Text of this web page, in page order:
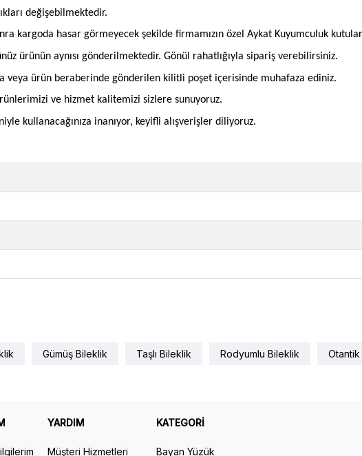
değişebilmektedir.
kargoda hasar görmeyecek şekilde firmamızın özel Aykat Kuyumculuk
ürünün aynısı gönderilmektedir. Gönül rahatlığıyla sipariş verebilirsiniz.
veya ürün beraberinde gönderilen kilitli poşet içerisinde muhafaza ediniz.
ve hizmet kalitemizi sizlere sunuyoruz.
kullanacağınıza inanıyor, keyifli alışverişler diliyoruz.
Gümüş Bileklik Taşlı Bileklik Rodyumlu Bileklik
YARDIM
Müşteri Hizmetleri
KATEGORİ
Bayan Yüzük